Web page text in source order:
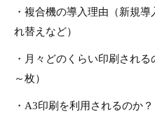
・複合機の導入理由（新規
れ替えなど）
・月々どのくらい印刷され
～枚）
・A3印刷を利用されるのか？